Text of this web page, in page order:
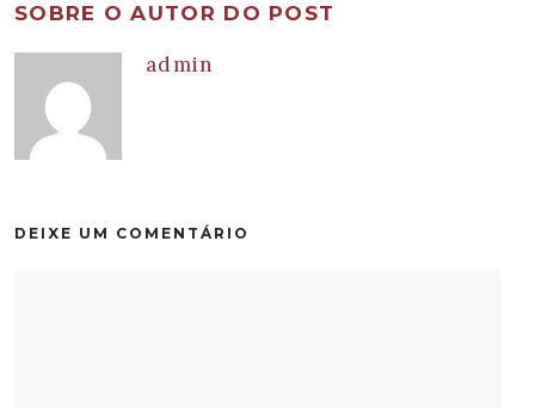
SOBRE O AUTOR DO POST
admin
DEIXE UM COMENTÁRIO